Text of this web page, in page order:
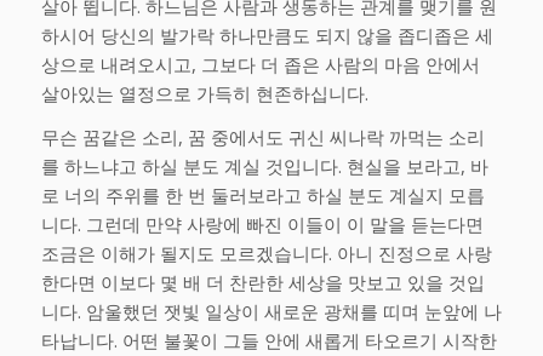
살아 뜁니다. 하느님은 사람과 생동하는 관계를 맺기를 원
하시어 당신의 발가락 하나만큼도 되지 않을 좁디좁은 세
상으로 내려오시고, 그보다 더 좁은 사람의 마음 안에서
살아있는 열정으로 가득히 현존하십니다.
무슨 꿈같은 소리, 꿈 중에서도 귀신 씨나락 까먹는 소리
를 하느냐고 하실 분도 계실 것입니다. 현실을 보라고, 바
로 너의 주위를 한 번 둘러보라고 하실 분도 계실지 모릅
니다. 그런데 만약 사랑에 빠진 이들이 이 말을 듣는다면
조금은 이해가 될지도 모르겠습니다. 아니 진정으로 사랑
한다면 이보다 몇 배 더 찬란한 세상을 맛보고 있을 것입
니다. 암울했던 잿빛 일상이 새로운 광채를 띠며 눈앞에 나
타납니다. 어떤 불꽃이 그들 안에 새롭게 타오르기 시작한